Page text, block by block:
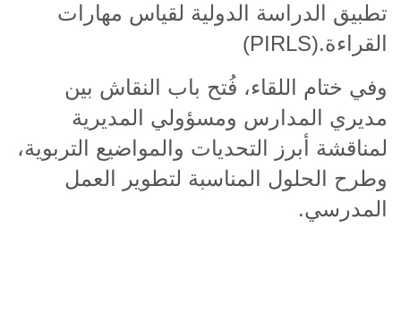
تطبيق الدراسة الدولية لقياس مهارات
القراءة(PIRLS).
وفي ختام اللقاء، فُتح باب النقاش بين
مديري المدارس ومسؤولي المديرية
لمناقشة أبرز التحديات والمواضيع التربوية،
وطرح الحلول المناسبة لتطوير العمل
المدرسي.